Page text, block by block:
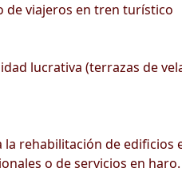
de viajeros en tren turístico
lucrativa (terrazas de
rehabilitación de edificios
o de servicios en haro.